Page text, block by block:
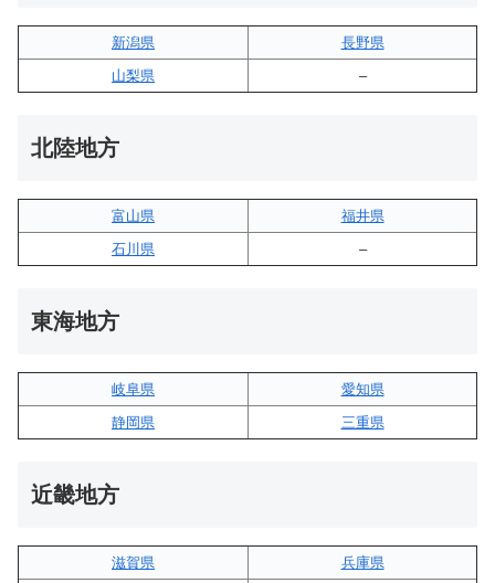
新潟県
長野県
山梨県
–
北陸地方
富山県
福井県
石川県
–
東海地方
岐阜県
愛知県
静岡県
三重県
近畿地方
滋賀県
兵庫県